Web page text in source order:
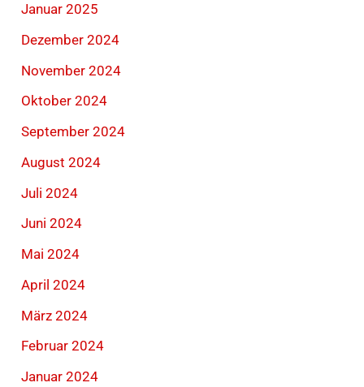
Januar 2025
Dezember 2024
November 2024
Oktober 2024
September 2024
August 2024
Juli 2024
Juni 2024
Mai 2024
April 2024
März 2024
Februar 2024
Januar 2024